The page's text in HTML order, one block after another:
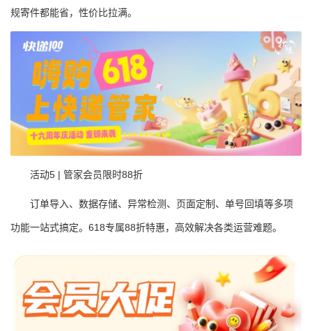
规寄件都能省，性价比拉满。
活动5 | 管家会员限时88折
订单导入、数据存储、异常检测、页面定制、单号回填等多项
功能一站式搞定。618专属88折特惠，高效解决各类运营难题。